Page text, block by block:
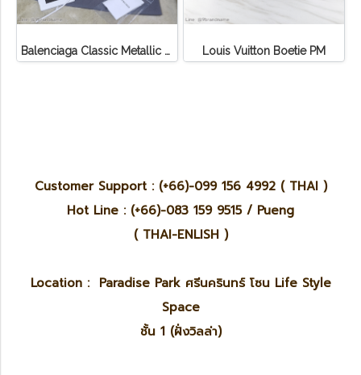
Balenciaga Classic Metallic Edge City Bag Louis Vuitton Boetie PM
Customer Support : (+66)-099 156 4992 ( THAI )
Hot Line : (+66)-083 159 9515 / Pueng
( THAI-ENLISH )
Location : Paradise Park ศรีนครินทร์ โซน Life Style
Space
ชั้น 1 (ฝั่งวิลล่า)